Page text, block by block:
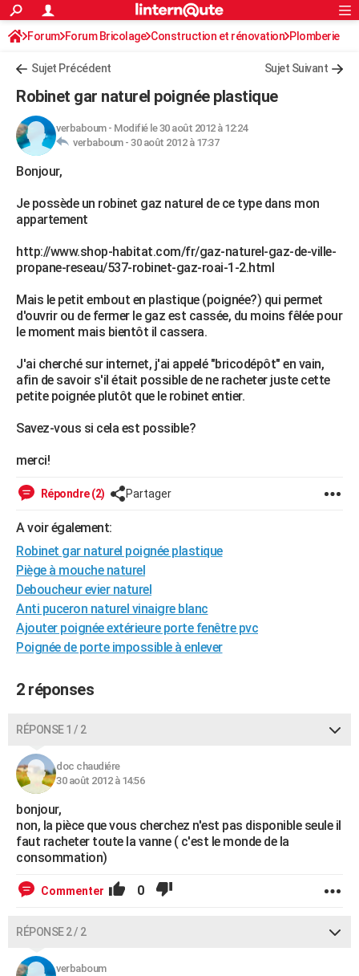
ACTUALITÉS
Politique
Société
Faits Divers
Education
Monde
Villes
+
FINANCE
Retraite
Impôts
Epargne
Immobilier
Risques naturels par ville
Banque
Assurance
Crédit
AUTO
Essais
Réserver un essai
Citadines
Berlines
SUV
Forum auto
+HIGH-TECH
Mobiles
Meilleur smartphone
Internet
Ordinateurs
Jeux vidéo
Guide high-tech
+BRICOLAGE
Forum
Aménagement intérieur
Extérieur
Cuisine
Salle de bains
Jardinage
Rangement
WEEK-END
Guides de France
Escapades
Patrimoine
Expositions
Musées
Week-end nature
+
Art de vivre
Bien-être
Loisirs
ModeModes de vie
SANTE
Destinations
City break
Voyage nature
Voyage de noces
Forum
Climat
+PHOTO
Carte de Noël
Carte Bonne année
Carte Saint-Valentin
Carte Pâques
Carte d'anniversaire
Dictionnaire
Biographies
Expressions
Proverbes
COPAINS D'AVANT
S'inscrire
Se connecter
Lycées
Collèges
Primaires
Universités
Entreprises
Service militaire
Avis de recherche
AVIS DE DÉCÈS
FORUM
Rechercher
S'inscrire
Connexion
Forum Forum Bricolage Construction et rénovation Plomberie
Sujet Précédent Sujet Suivant
Robinet gar naturel poignée plastique
verbaboum- Modifié le 30 août 2012 à 12:24
verbaboum - 30 août 2012 à 17:37
Bonjour,
Je possède un robinet gaz naturel de ce type dans mon
appartement
http://www.shop-habitat.com/fr/gaz-naturel-gaz-de-ville-
propane-reseau/537-robinet-gaz-roai-1-2.html
Mais le petit embout en plastique (poignée?) qui permet
d'ouvrir ou de fermer le gaz est cassée, du moins fêlée pour
le moment mais bientôt il cassera.
J'ai cherché sur internet, j'ai appelé "bricodépôt" en vain,
afin de savoir s'il était possible de ne racheter juste cette
petite poignée plutôt que le robinet entier.
Savez-vous si cela est possible?
merci!
Répondre (2) Partager
A voir également:
Robinet gar naturel poignée plastique
Piège à mouche naturel
Deboucheur evier naturel
Anti puceron naturel vinaigre blanc
Ajouter poignée extérieure porte fenêtre pvc
Poignée de porte impossible à enlever
2 réponses
RÉPONSE 1 / 2
doc chaudiére
30 août 2012 à 14:56
bonjour,
non, la pièce que vous cherchez n'est pas disponible seule il
faut racheter toute la vanne ( c'est le monde de la
consommation)
Commenter 0
RÉPONSE 2 / 2
verbaboum